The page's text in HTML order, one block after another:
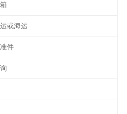
或海运
件